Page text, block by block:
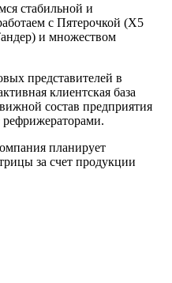
стабильной и
с Пятерочкой (Х5
и множеством
представителей в
клиентская база
состав предприятия
планирует
за счет продукции